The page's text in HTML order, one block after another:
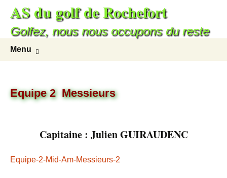
contenu
AS du golf de Rochefort
Golfez, nous nous occupons du reste
Menu
Equipe 2 Messieurs
Capitaine : Julien GUIRAUDENC
Equipe-2-Mid-Am-Messieurs-2